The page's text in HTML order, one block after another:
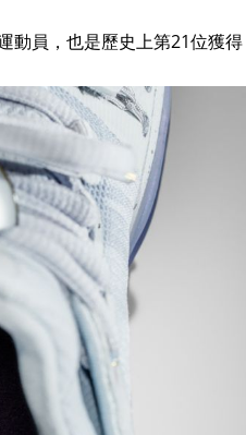
動員，也是歷史上第21位獲得